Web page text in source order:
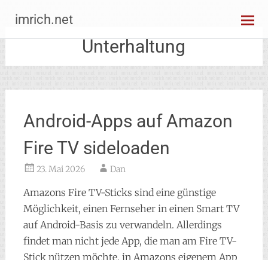
Inhalt
springen
imrich.net
Unterhaltung
Android-Apps auf Amazon
Fire TV sideloaden
23. Mai 2026 Dan
Amazons Fire TV-Sticks sind eine günstige
Möglichkeit, einen Fernseher in einen Smart TV
auf Android-Basis zu verwandeln. Allerdings
findet man nicht jede App, die man am Fire TV-
Stick nützen möchte, in Amazons eigenem App